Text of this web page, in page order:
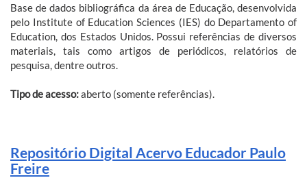
Base de dados bibliográfica da área de Educação, desenvolvida
pelo Institute of Education Sciences (IES) do Departamento of
Education, dos Estados Unidos. Possui referências de diversos
materiais, tais como artigos de periódicos, relatórios de
pesquisa, dentre outros.
Tipo de acesso:aberto (somente referências).
Repositório Digital Acervo Educador Paulo
Freire